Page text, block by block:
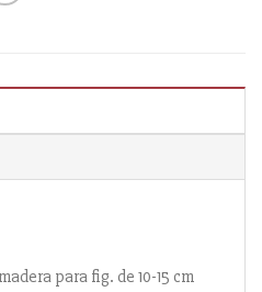
para fig. de 10-15 cm